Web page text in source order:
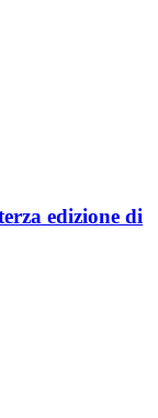
edizione di